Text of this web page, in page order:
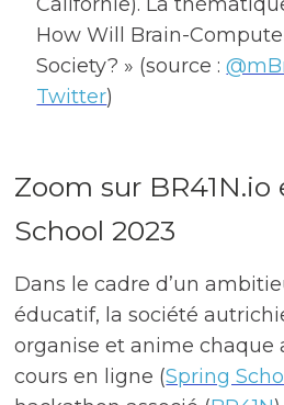
How Will Brain-
Society? » (source :
Twitter)
Zoom sur BR41N.io
School 2023
Dans le cadre d’un
éducatif, la société
organise et anime chaque
cours en ligne (Spring